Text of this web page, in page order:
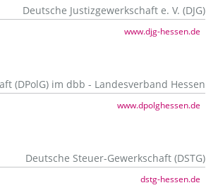
Deutsche Justizgewerkschaft e. V. (DJG)
www.djg-hessen.de
(DPolG) im dbb - Landesverband Hessen
www.dpolghessen.de
Deutsche Steuer-Gewerkschaft (DSTG)
dstg-hessen.de